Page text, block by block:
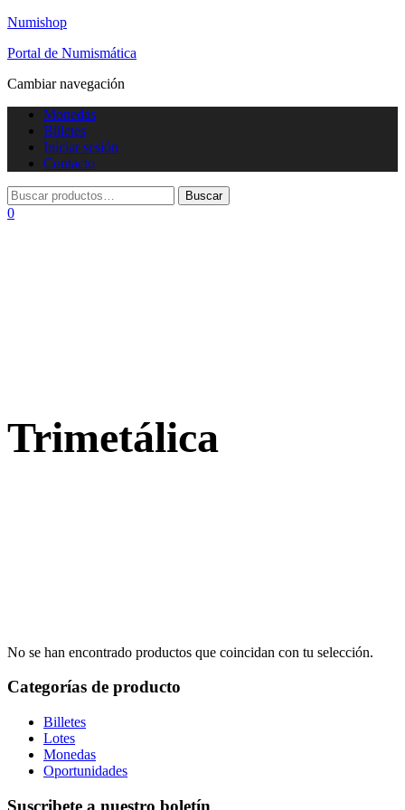
Numishop
Portal de Numismática
Cambiar navegación
Monedas
Billetes
Iniciar sesión
Contacto
0
Trimetálica
No se han encontrado productos que coincidan con tu selección.
Categorías de producto
Billetes
Lotes
Monedas
Oportunidades
Suscribete a nuestro boletín